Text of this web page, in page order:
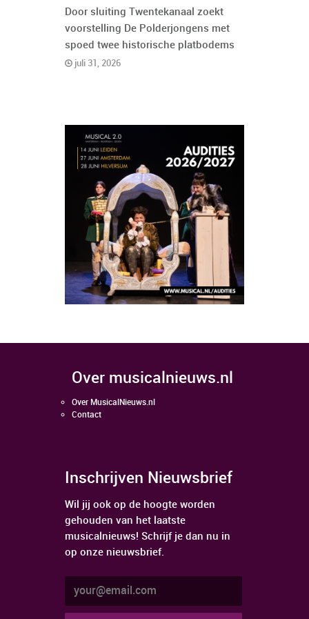
Door sluiting Twentekanaal zoekt
voorstelling De Polderjongens met
spoed twee historische platbodems
juli 31, 2026
over musicalnieuws.nl
Over MusicalNieuws.nl
Contact
Inschrijven Nieuwsbrief
Wil jij ook op de hoogte worden
gehouden van het laatste
musicalnieuws! Schrijf je dan nu in
op onze nieuwsbrief.